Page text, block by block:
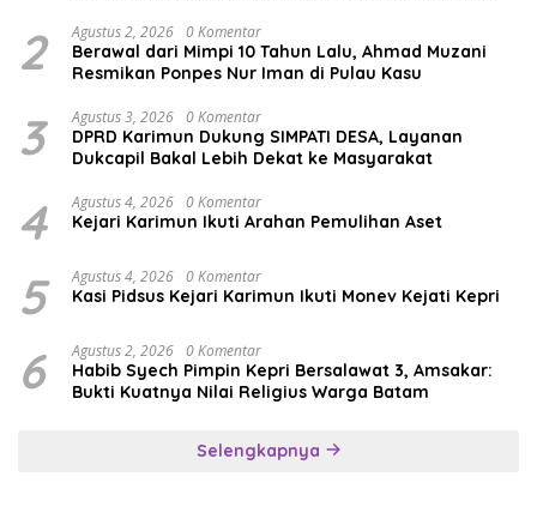
2 Agustus 2, 2026 0 Komentar
Berawal dari Mimpi 10 Tahun Lalu, Ahmad Muzani
Resmikan Ponpes Nur Iman di Pulau Kasu
3 Agustus 3, 2026 0 Komentar
DPRD Karimun Dukung SIMPATI DESA, Layanan
Dukcapil Bakal Lebih Dekat ke Masyarakat
4 Agustus 4, 2026 0 Komentar
Kejari Karimun Ikuti Arahan Pemulihan Aset
5 Agustus 4, 2026 0 Komentar
Kasi Pidsus Kejari Karimun Ikuti Monev Kejati Kepri
6 Agustus 2, 2026 0 Komentar
Habib Syech Pimpin Kepri Bersalawat 3, Amsakar:
Bukti Kuatnya Nilai Religius Warga Batam
Selengkapnya